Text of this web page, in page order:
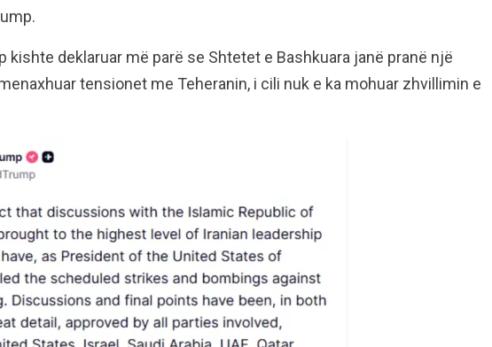
kishte deklaruar më parë se Shtetet e Bashkuara janë pranë një
tensionet me Teheranin, i cili nuk e ka mohuar zhvillimin e